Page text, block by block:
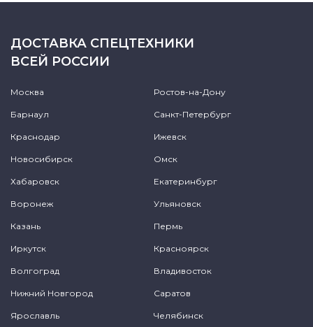
ДОСТАВКА СПЕЦТЕХНИКИ
ВСЕЙ РОССИИ
Москва Ростов-на-Дону
Барнаул Санкт-Петербург
Краснодар Ижевск
Новосибирск Омск
Хабаровск Екатеринбург
Воронеж Ульяновск
Казань Пермь
Иркутск Красноярск
Волгоград Владивосток
Нижний Новгород Саратов
Ярославль Челябинск